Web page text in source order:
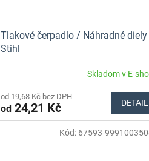
Tlakové čerpadlo / Náhradné diely
Stihl
Skladom v E-
od 19,68 Kč bez DPH
od24,21 Kč DETAIL
Kód: 67593-